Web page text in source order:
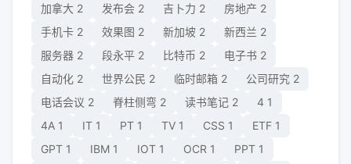
加拿大 2 发布会 2 吉卜力 2 房地产 2
手机卡 2 效果图 2 新加坡 2 新西兰 2
服务器 2 段永平 2 比特币 2 电子书 2
自动化 2 世界公民 2 临时邮箱 2 公司研究 2
电话会议 2 脊柱侧弯 2 读书笔记 2 4 1
4A 1 IT 1 PT 1 TV 1 CSS 1 ETF 1
GPT 1 IBM 1 IOT 1 OCR 1 PPT 1